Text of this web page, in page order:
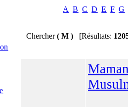
A B C D E F G
Chercher( M ) [Résultats: